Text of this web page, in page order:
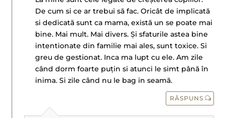
De cum si ce ar trebui să fac. Oricât de implicată
si dedicată sunt ca mama, există un se poate mai
bine. Mai mult. Mai divers. Și sfaturile astea bine
intentionate din familie mai ales, sunt toxice. Si
greu de gestionat. Inca ma lupt cu ele. Am zile
când dorm foarte puțin si atunci le simt până în
inima. Si zile când nu le bag in seamă.
RĂSPUNS